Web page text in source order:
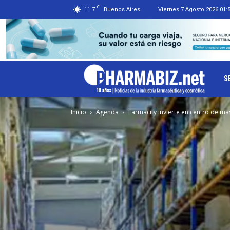
11.7 C Buenos Aires Viernes 7 Agosto 2026
Inicio Agenda Farmacity invierte en centro de